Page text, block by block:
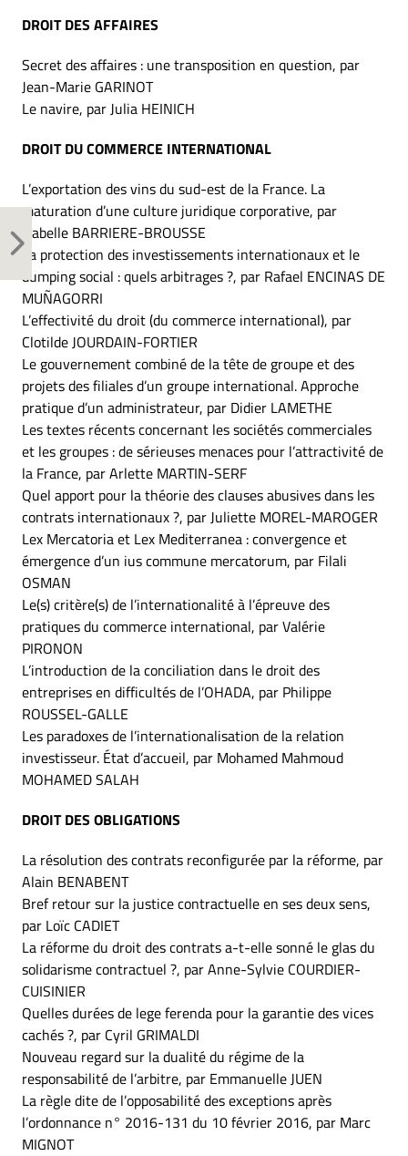
DROIT DES AFFAIRES
Secret des affaires : une transposition en question, par
Jean-Marie GARINOT
Le navire, par Julia HEINICH
DROIT DU COMMERCE INTERNATIONAL
L’exportation des vins du sud-est de la France. La
maturation d’une culture juridique corporative, par
Isabelle BARRIERE-BROUSSE
La protection des investissements internationaux et le
dumping social : quels arbitrages ?, par Rafael ENCINAS DE
MUÑAGORRI
L’effectivité du droit (du commerce international), par
Clotilde JOURDAIN-FORTIER
Le gouvernement combiné de la tête de groupe et des
projets des filiales d’un groupe international. Approche
pratique d’un administrateur, par Didier LAMETHE
Les textes récents concernant les sociétés commerciales
et les groupes : de sérieuses menaces pour l’attractivité de
la France, par Arlette MARTIN-SERF
Quel apport pour la théorie des clauses abusives dans les
contrats internationaux ?, par Juliette MOREL-MAROGER
Lex Mercatoria et Lex Mediterranea : convergence et
émergence d’un ius commune mercatorum, par Filali
OSMAN
Le(s) critère(s) de l’internationalité à l’épreuve des
pratiques du commerce international, par Valérie
PIRONON
L’introduction de la conciliation dans le droit des
entreprises en difficultés de l’OHADA, par Philippe
ROUSSEL-GALLE
Les paradoxes de l’internationalisation de la relation
investisseur. État d’accueil, par Mohamed Mahmoud
MOHAMED SALAH
DROIT DES OBLIGATIONS
La résolution des contrats reconfigurée par la réforme, par
Alain BENABENT
Bref retour sur la justice contractuelle en ses deux sens,
par Loïc CADIET
La réforme du droit des contrats a-t-elle sonné le glas du
solidarisme contractuel ?, par Anne-Sylvie COURDIER-
CUISINIER
Quelles durées de lege ferenda pour la garantie des vices
cachés ?, par Cyril GRIMALDI
Nouveau regard sur la dualité du régime de la
responsabilité de l’arbitre, par Emmanuelle JUEN
La règle dite de l’opposabilité des exceptions après
l’ordonnance n° 2016-131 du 10 février 2016, par Marc
MIGNOT